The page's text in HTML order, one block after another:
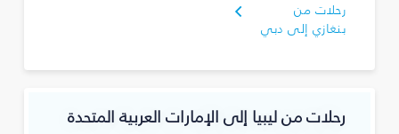
رحلات من
بنغازي إلى دبي
رحلات من ليبيا إلى الإمارات العربية المتحدة